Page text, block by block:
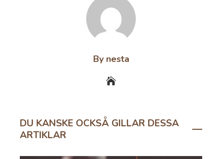
By nesta
DU KANSKE OCKSÅ GILLAR DESSA
ARTIKLAR